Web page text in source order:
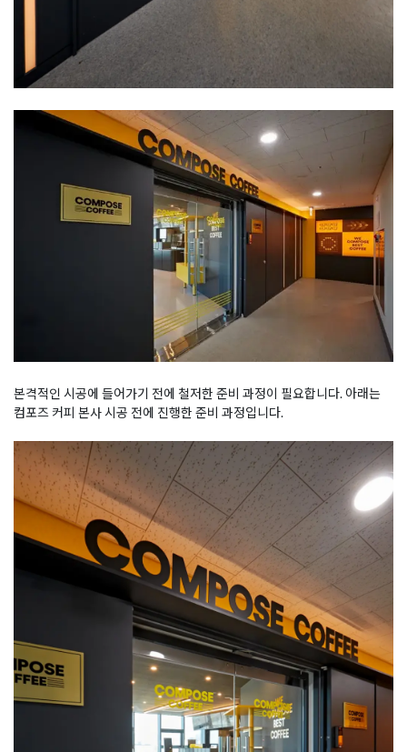
본격적인 시공에 들어가기 전에 철저한 준비 과정이 필요합니다. 아래는
컴포즈 커피 본사 시공 전에 진행한 준비 과정입니다.